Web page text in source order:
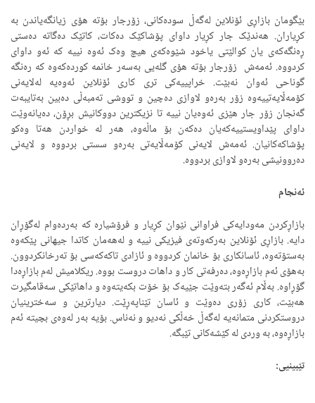
بێگومان بازاڕی ئۆنلاین لەگەڵ سودەکانی، زۆرجار بۆتە هۆی زیانگەیاندن بە
کڕیاران. هەندێک جار کڕیار داوای پۆشاکێک دەکات، کاتێک دەگاتە دەستی
ڕەنگەکەی یان کوالێتی یاخود شێوەکەی هیچ وەک ئەوە نییە کە ئەو داوای
کردووە. ئەمەش زۆرجار بۆتە هۆی گلەیی بەسەر خانمە کوردەکەوە کە رەنگە
گوناحی ئەوان نەبێت. خراپییەکی تری کاری ئۆنلاین ئەوەیە لەلایەنی
کۆمەڵایەتییەوە زۆر بەرەو لاوازی دەچین و تووشی تەمبەڵی دەبین بەتایبەت
گەنجان زۆر جار هێزی ئەوەیان نییە تا نزیکترین دووکانیش بڕۆن، دەیانەوێت
داوای پێداویستییەکەیان دەکەن بۆ ماڵەوە، هەر لە خواردن هەتا وەکو
پۆشاکەکانیان. ئەمەش لایەنی کۆمەڵایەتی بەرەو سستی بردووە و لایەنی
دەروونیشی بەرەو لاوازی بردووە.
ئەنجام
بازاڕکردن مەودایەکی فراوانی نێوان کڕیار و فرۆشیارە کە بەردەوام لەگۆڕان
دایە. بازاڕی ئۆنلاین بەرکەوتەی فیزیکی نییە و لەهەمان کاتدا جیهانی پێکەوە
بەستۆتەوە، ئاسانکاری بۆ خانمان کردووە و ئازادی تاکەکەسی بۆ تەرخانکردوون.
بەهۆی ئەم بازاڕەوە، دەرفەتی کار و داهات دروست بووە. ریکلامیش لەم بازاڕەدا
گۆڕاوە. بەڵام ئەگەر بتەوێت جێیەک بۆ خۆت بکەیتەوە و داهاتێکی سەقامگیرت
هەبێت، کاری زۆری دەوێت و ئاسان تێناپەڕێت. دیارترین و سەخترینیان
دروستکردنی متمانەیە لەگەڵ خەڵکی نەدیو و نەناس. بۆیە بەر لەوەی بچیتە ئەم
بازاڕەوە، بە وردی لە کێشەکانی تێبگە.
تێبینیی: